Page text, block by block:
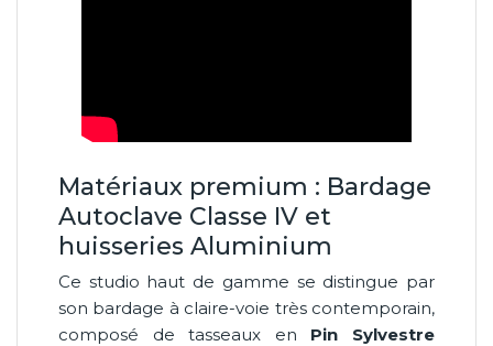
Matériaux premium : Bardage
Autoclave Classe IV et
huisseries Aluminium
Ce studio haut de gamme se distingue par
son bardage à claire-voie très contemporain,
composé de tasseaux en Pin Sylvestre